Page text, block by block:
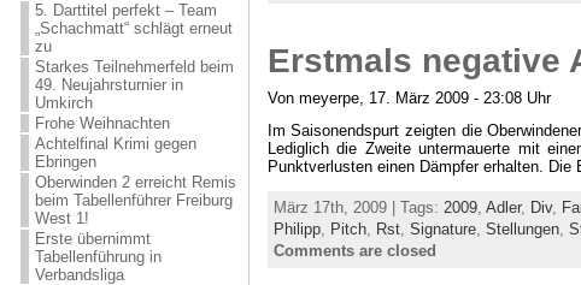
5. Darttitel perfekt – Team
„Schachmatt“ schlägt erneut
zu
Starkes Teilnehmerfeld beim
49. Neujahrsturnier in
Umkirch
Frohe Weihnachten
Achtelfinal Krimi gegen
Ebringen
Oberwinden 2 erreicht Remis
beim Tabellenführer Freiburg
West 1!
Erste übernimmt
Tabellenführung in
Verbandsliga
Erstmals negative
Von meyerpe, 17. März 2009 - 23:08 Uhr
Im Saisonendspurt zeigten die
Lediglich die Zweite untermauerte mit
Punktverlusten einen Dämpfer erhalten.
März 17th, 2009 | Tags: 2009, Adler, Div,
Philipp, Pitch, Rst, Signature, Stellungen,
Comments are closed